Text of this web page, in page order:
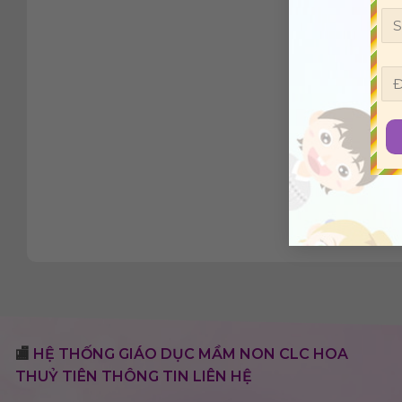
🏬 HỆ THỐNG GIÁO DỤC MẦM NON CLC HOA
THUỶ TIÊN THÔNG TIN LIÊN HỆ